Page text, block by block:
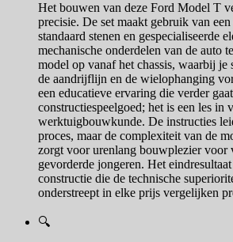
Het bouwen van deze Ford Model T
precisie. De set maakt gebruik van
standaard stenen en gespecialiseerde
mechanische onderdelen van de auto
model op vanaf het chassis, waarbij je
de aandrijflijn en de wielophanging
een educatieve ervaring die verder
constructiespeelgoed; het is een les in
werktuigbouwkunde. De instructies
proces, maar de complexiteit van de
zorgt voor urenlang bouwplezier voor
gevorderde jongeren. Het
constructie die de technische
onderstreept in elke prijs vergelijken
🔍